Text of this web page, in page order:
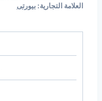
العلامة التجارية: بيورتى